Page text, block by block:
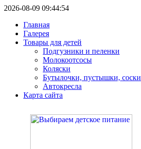
2026-08-09 09:44:54
Главная
Галерея
Товары для детей
Подгузники и пеленки
Молокоотсосы
Коляски
Бутылочки, пустышки, соски
Автокресла
Карта сайта